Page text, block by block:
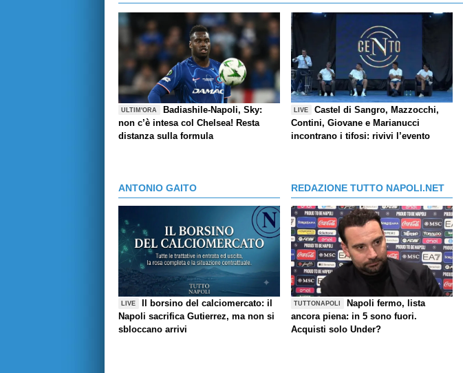
ULTIM'ORA
Badiashile-Napoli, Sky:
non c’è intesa col Chelsea! Resta
distanza sulla formula
LIVE
Castel di Sangro, Mazzocchi,
Contini, Giovane e Marianucci
incontrano i tifosi: rivivi l’evento
ANTONIO GAITO
LIVE
Il borsino del calciomercato: il
Napoli sacrifica Gutierrez, ma non si
sbloccano arrivi
REDAZIONE TUTTO NAPOLI.NET
TUTTONAPOLI
Napoli fermo, lista
ancora piena: in 5 sono fuori.
Acquisti solo Under?